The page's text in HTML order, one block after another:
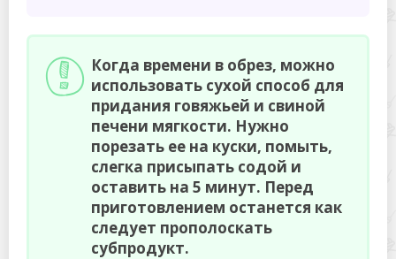
Когда времени в обрез, можно
использовать сухой способ для
придания говяжьей и свиной
печени мягкости. Нужно
порезать ее на куски, помыть,
слегка присыпать содой и
оставить на 5 минут. Перед
приготовлением останется как
следует прополоскать
субпродукт.